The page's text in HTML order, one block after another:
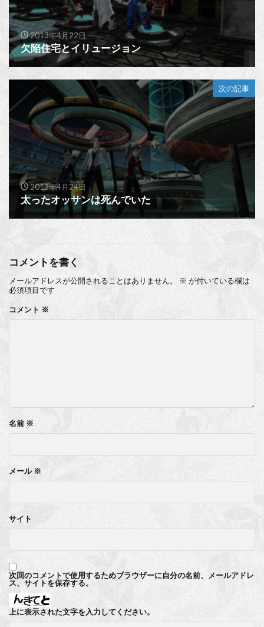
2013年4月22日
欠陥住宅とイリュージョン
次の記事
2013年4月24日
太ったオッサンは死んでいた
コメントを書く
メールアドレスが公開されることはありません。 ※ が付いている欄は
必須項目です
コメント ※
名前 ※
メール※
サイト
次回のコメントで使用するためブラウザーに自分の名前、メールアドレ
ス、サイトを保存する。
上に表示された文字を入力してください。